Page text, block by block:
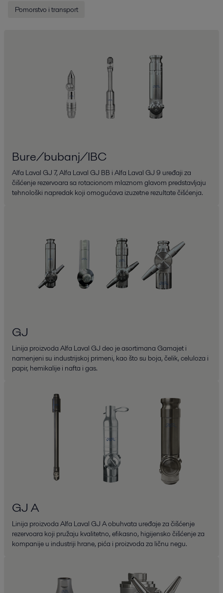
Pomorstvo i transport
Bure/bubanj/IBC
Alfa Laval GJ 7, Alfa Laval GJ BB i Alfa Laval GJ 9 uređaji za
čišćenje rezervoara sa rotacionom mlaznom glavom predstavljaju
tehnološki napredak koji omogućava izuzetne rezultate čišćenja.
GJ
Linija proizvoda Alfa Laval GJ deo je asortimana Gamajet i
namenjeni su industrijskoj primeni, kao što su boja, čelik, celuloza i
papir, hemikalije i nafta i gas.
GJ A
Linija proizvoda Alfa Laval GJ A obuhvata uređaje za čišćenje
rezervoara koji pružaju kvalitetno, efikasno, higijensko čišćenje za
kompanije u industriji hrane, pića i proizvoda za ličnu negu.